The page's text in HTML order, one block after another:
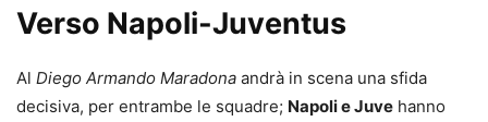
Verso Napoli-Juventus
Al Diego Armando Maradona andrà in scena una sfida
decisiva, per entrambe le squadre; Napoli e Juve hanno